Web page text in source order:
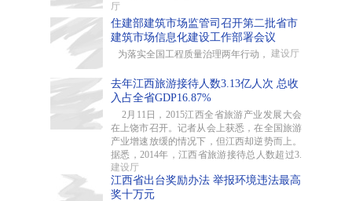
厅
住建部建筑市场监管司召开第二批省市
建筑市场信息化建设工作部署会议
为落实全国工程质量治理两年行动， 建设厅
去年江西旅游接待人数3.13亿人次 总收
入占全省GDP16.87%
2月11日，2015江西全省旅游产业发展大会
在上饶市召开。记者从会上获悉，在全国旅游
产业增速放缓的情况下，但江西却逆势而上。
据悉，2014年，江西省旅游接待总人数超过3.
建设厅
江西省出台奖励办法 举报环境违法最高
奖十万元